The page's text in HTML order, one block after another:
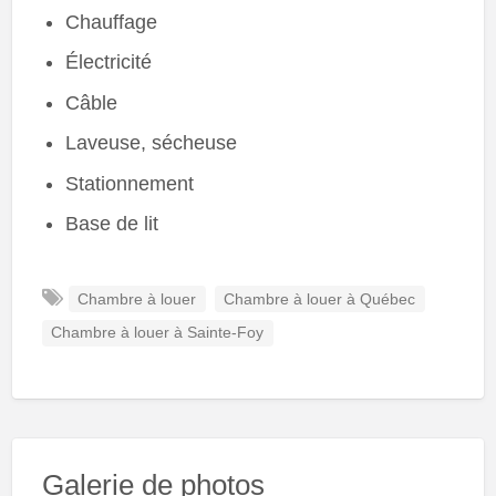
Chauffage
Électricité
Câble
Laveuse, sécheuse
Stationnement
Base de lit
Chambre à louer Chambre à louer à Québec
Chambre à louer à Sainte-Foy
Galerie de photos